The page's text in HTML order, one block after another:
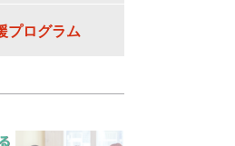
プログラム